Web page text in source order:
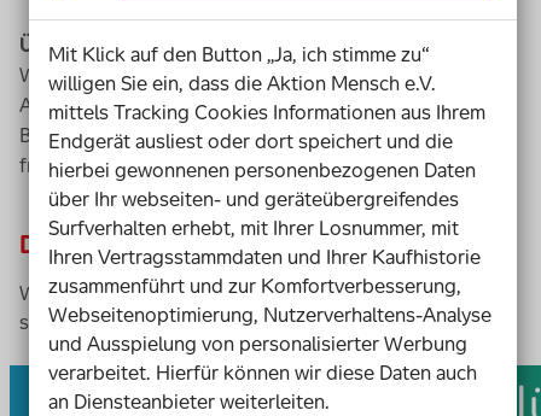
Übrigens: Deine Daten sind bei uns gut aufgehoben.
Wir nutzen hohe Sicherheitsstandards für alle Daten.
Auch deine. Wir rufen dich niemals an, um nach
Bankdaten oder ähnlich sensiblen Informationen zu
fragen. Versprochen.
Das perfekte Los für dich
Wunsch-Los aussuchen und gleichzeitig die Förderung
sozialer Projekte ermöglichen
Mit Klick auf den Button „Ja, ich stimme zu“
willigen Sie ein, dass die Aktion Mensch e.V.
mittels Tracking Cookies Informationen aus Ihrem
Endgerät ausliest oder dort speichert und die
hierbei gewonnenen personenbezogenen Daten
über Ihr webseiten- und geräteübergreifendes
Surfverhalten erhebt, mit Ihrer Losnummer, mit
Ihren Vertragsstammdaten und Ihrer Kaufhistorie
zusammenführt und zur Komfortverbesserung,
Webseitenoptimierung, Nutzerverhaltens-Analyse
und Ausspielung von personalisierter Werbung
verarbeitet. Hierfür können wir diese Daten auch
an Diensteanbieter weiterleiten.